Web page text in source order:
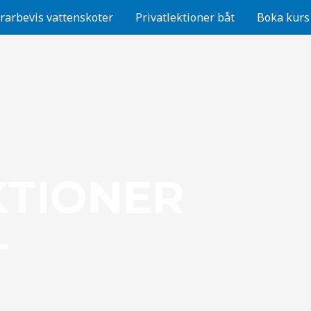
vattenskoter Privatlektioner båt Boka kurs